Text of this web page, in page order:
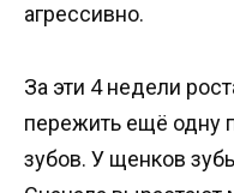
агрессивно.
За эти 4 недели
пережить ещё одну
зубов. У щенков